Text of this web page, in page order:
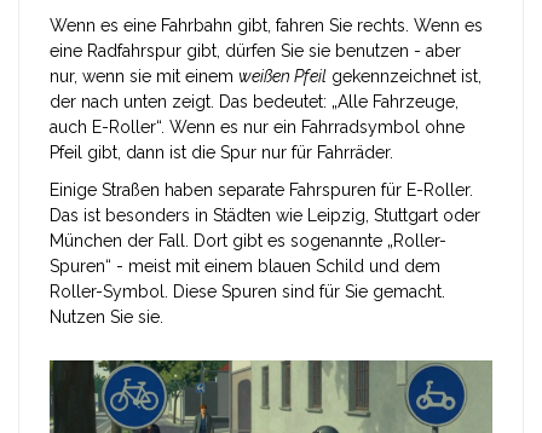
Wenn es eine Fahrbahn gibt, fahren Sie rechts. Wenn es
eine Radfahrspur gibt, dürfen Sie sie benutzen - aber
nur, wenn sie mit einem weißen Pfeil gekennzeichnet ist,
der nach unten zeigt. Das bedeutet: „Alle Fahrzeuge,
auch E-Roller“. Wenn es nur ein Fahrradsymbol ohne
Pfeil gibt, dann ist die Spur nur für Fahrräder.
Einige Straßen haben separate Fahrspuren für E-Roller.
Das ist besonders in Städten wie Leipzig, Stuttgart oder
München der Fall. Dort gibt es sogenannte „Roller-
Spuren“ - meist mit einem blauen Schild und dem
Roller-Symbol. Diese Spuren sind für Sie gemacht.
Nutzen Sie sie.